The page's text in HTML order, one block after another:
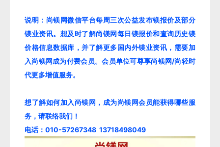
说明：尚镁网微信平台每周三次公益发布镁报价及部分
镁业资讯。想及时了解尚镁网每日镁报价和查询历史镁
价格信息数据库，并了解更多国内外镁业资讯，需要加
入尚镁网成为付费会员。会员单位可尊享尚镁网/尚轻时
代更多增值服务。
想了解如何加入尚镁网，成为尚镁网会员能获得哪些服
务，请联络我们！
电话：010-57267348 13718498049